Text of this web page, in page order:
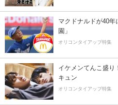
マクドナルドが40
園」
オリコンタイアップ特集
イケメンてんこ盛り
キュン
オリコンタイアップ特集